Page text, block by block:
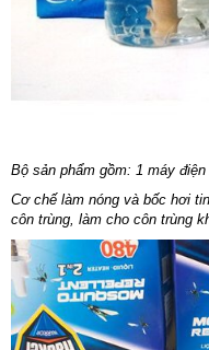
Bộ sản phẩm gồm: 1 máy
Cơ chế làm nóng và bốc hơi
côn trùng, làm cho côn trùng